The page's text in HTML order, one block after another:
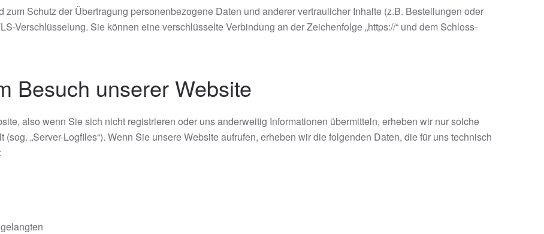
Schutz der Übertragung personenbezogene Daten und anderer vertraulicher Inhalte (z.B. Bestellungen oder
Verschlüsselung. Sie können eine verschlüsselte Verbindung an der Zeichenfolge „https://“ und dem Schloss-
Besuch unserer Website
also wenn Sie sich nicht registrieren oder uns anderweitig Informationen übermitteln, erheben wir nur solche
„Server-Logfiles“). Wenn Sie unsere Website aufrufen, erheben wir die folgenden Daten, die für uns technisch